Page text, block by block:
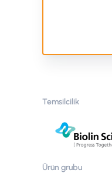
Temsilcilik
Ürün grubu